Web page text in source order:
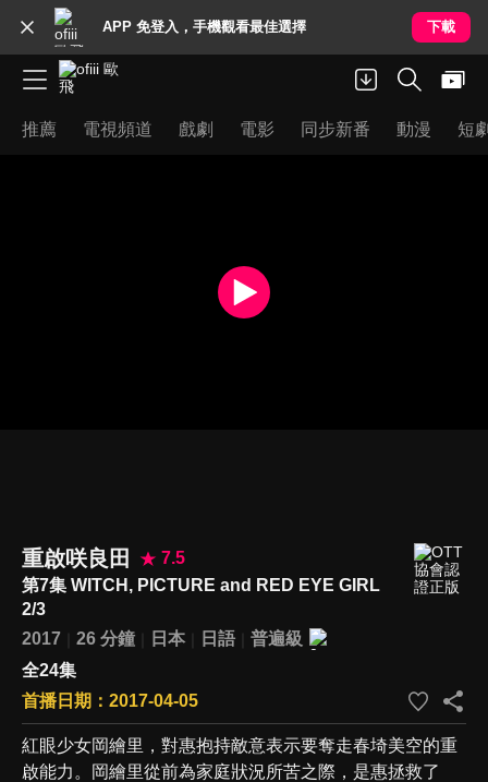
APP 免登入，手機觀看最佳選擇 下載
推薦 電視頻道 戲劇 電影 同步新番 動漫 短
重啟咲良田
7.5
第7集 WITCH, PICTURE and RED EYE GIRL
2/3
2017
26 分鐘 日本 日語
普遍級
全24集
首播日期：2017-04-05
紅眼少女岡繪里，對惠抱持敵意表示要奪走春埼美空的重
啟能力。岡繪里從前為家庭狀況所苦之際，是惠拯救了